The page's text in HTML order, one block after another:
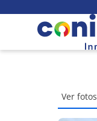
Ver fotos